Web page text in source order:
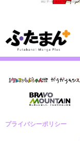
プライバシーポリシー